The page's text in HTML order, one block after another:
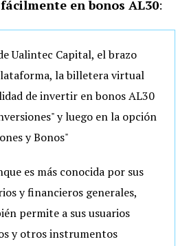
en bonos AL30:
Ualintec Capital, el brazo
la billetera virtual
de invertir en bonos AL30
y luego en la opción
y Bonos"
es más conocida por sus
y financieros generales,
permite a sus usuarios
y otros instrumentos